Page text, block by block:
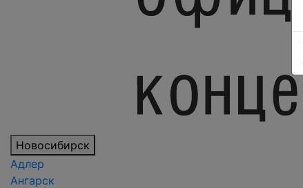
Новосибирск
Адлер
Ангарск